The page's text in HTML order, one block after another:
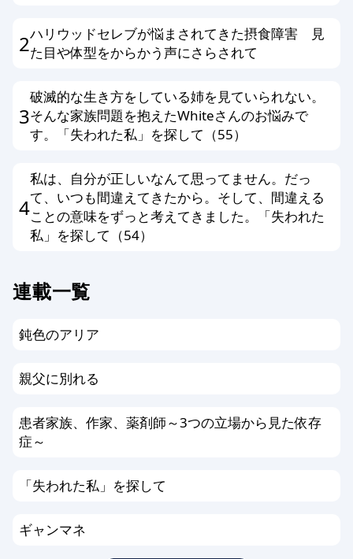
ます。以上、あらかじめ、ご了承くだ
さい。
2ハリウッドセレブが悩まされてきた摂食障害 見
た目や体型をからかう声にさらされて
3
破滅的な生き方をしている姉を見ていられない。
そんな家族問題を抱えたWhiteさんのお悩みで
す。「失われた私」を探して（55）
4
私は、自分が正しいなんて思ってません。だっ
て、いつも間違えてきたから。そして、間違える
ことの意味をずっと考えてきました。「失われた
私」を探して（54）
連載一覧
鈍色のアリア
親父に別れる
患者家族、作家、薬剤師～3つの立場から見た依存
症～
「失われた私」を探して
ギャンマネ